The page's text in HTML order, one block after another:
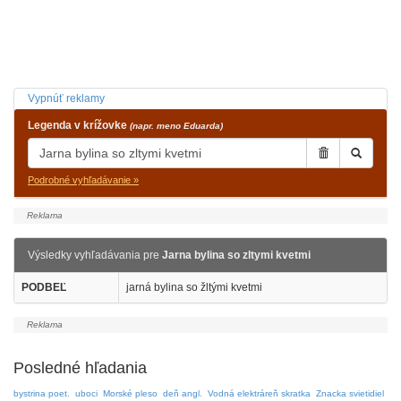
Vypnúť reklamy
Legenda v krížovke (napr. meno Eduarda)
Podrobné vyhľadávanie »
Výsledky vyhľadávania pre Jarna bylina so zltymi kvetmi
PODBEĽ jarná bylina so žltými kvetmi
Posledné hľadania
bystrina poet. uboci Morské pleso deň angl. Vodná elektráreň skratka Znacka svietidiel